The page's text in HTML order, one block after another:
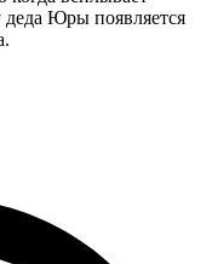
деда Юры появляется